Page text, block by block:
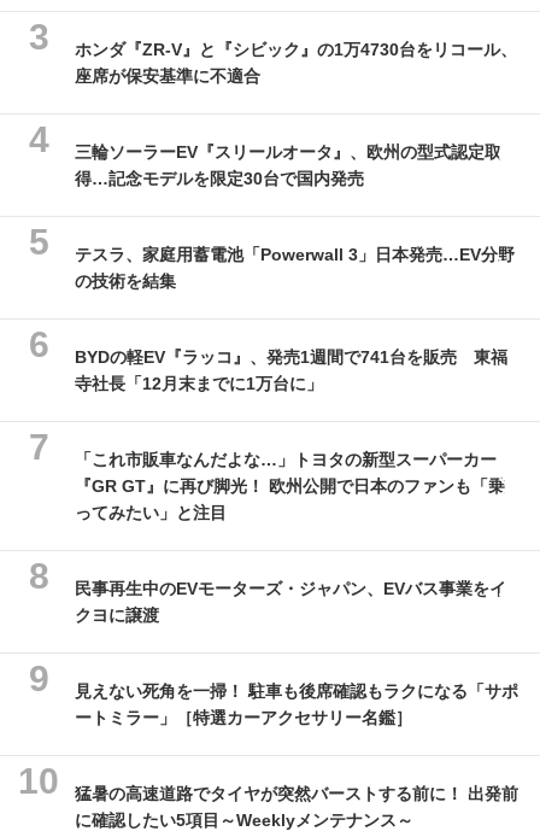
ホンダ『ZR-V』と『シビック』の1万4730台をリコール、
座席が保安基準に不適合
三輪ソーラーEV『スリールオータ』、欧州の型式認定取
得…記念モデルを限定30台で国内発売
テスラ、家庭用蓄電池「Powerwall 3」日本発売…EV分野
の技術を結集
BYDの軽EV『ラッコ』、発売1週間で741台を販売 東福
寺社長「12月末までに1万台に」
「これ市販車なんだよな…」トヨタの新型スーパーカー
『GR GT』に再び脚光！ 欧州公開で日本のファンも「乗
ってみたい」と注目
民事再生中のEVモーターズ・ジャパン、EVバス事業をイ
クヨに譲渡
見えない死角を一掃！ 駐車も後席確認もラクになる「サポ
ートミラー」［特選カーアクセサリー名鑑］
猛暑の高速道路でタイヤが突然バーストする前に！ 出発前
に確認したい5項目～Weeklyメンテナンス～